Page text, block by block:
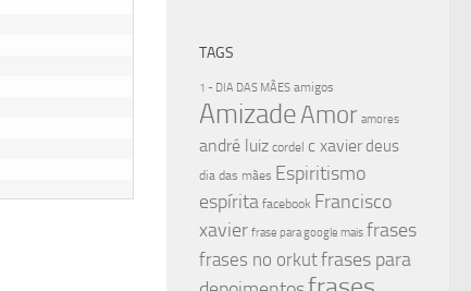
TAGS
1 - DIA DAS MÃES amigos
AmizadeAmor amores
andré luiz cordel c xavier deus
dia das mães Espiritismo
espírita facebook Francisco
xavier frase para google mais frases
frases no orkutfrases para